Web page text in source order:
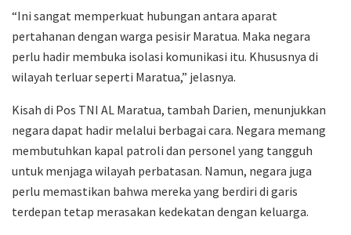
“Ini sangat memperkuat hubungan antara aparat
pertahanan dengan warga pesisir Maratua. Maka negara
perlu hadir membuka isolasi komunikasi itu. Khususnya di
wilayah terluar seperti Maratua,” jelasnya.
Kisah di Pos TNI AL Maratua, tambah Darien, menunjukkan
negara dapat hadir melalui berbagai cara. Negara memang
membutuhkan kapal patroli dan personel yang tangguh
untuk menjaga wilayah perbatasan. Namun, negara juga
perlu memastikan bahwa mereka yang berdiri di garis
terdepan tetap merasakan kedekatan dengan keluarga.